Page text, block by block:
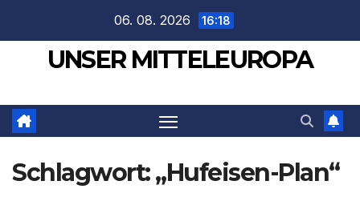
springen
06. 08. 2026 16:18
UNSER MITTELEUROPA
Schlagwort:„Hufeisen-Plan“